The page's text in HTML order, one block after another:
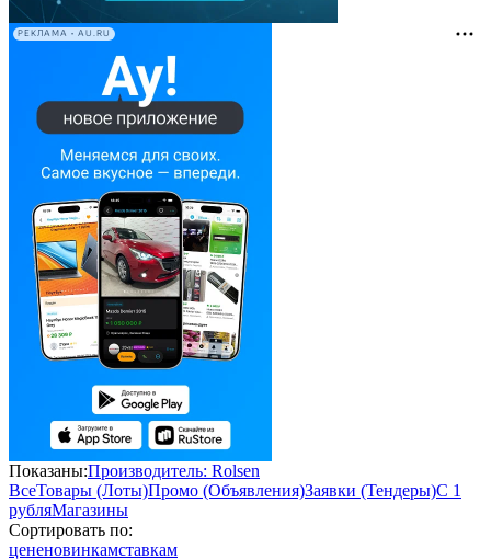
РЕКЛАМА • AU.RU
Показаны:Производитель: Rolsen
ВсеТовары (Лоты)Промо (Объявления)Заявки (Тендеры)С 1
рубляМагазины
Сортировать по:
цененовинкамставкам